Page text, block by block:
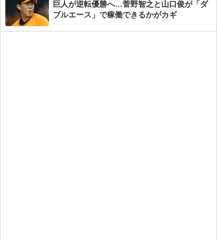
巨人が逆転優勝へ…菅野智之と山口俊が「ダ
ブルエース」で稼働できるかがカギ